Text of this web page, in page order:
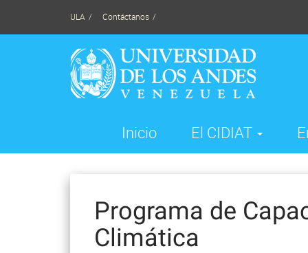
content
ULA Contáctanos
Inicio El CIDIAT
Programa de
Climática